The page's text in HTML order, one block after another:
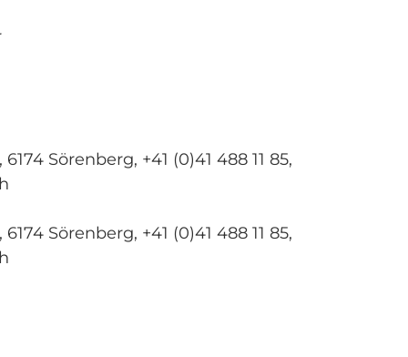
Sörenberg, +41 (0)41 488 11 85,
Sörenberg, +41 (0)41 488 11 85,